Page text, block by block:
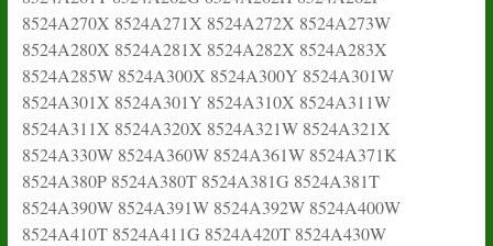
8524A270X 8524A271X 8524A272X 8524A273W
8524A280X 8524A281X 8524A282X 8524A283X
8524A285W 8524A300X 8524A300Y 8524A301W
8524A301X 8524A301Y 8524A310X 8524A311W
8524A311X 8524A320X 8524A321W 8524A321X
8524A330W 8524A360W 8524A361W 8524A371K
8524A380P 8524A380T 8524A381G 8524A381T
8524A390W 8524A391W 8524A392W 8524A400W
8524A410T 8524A411G 8524A420T 8524A430W